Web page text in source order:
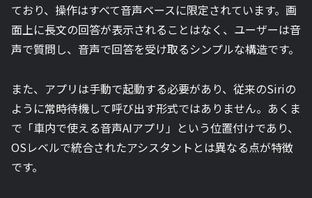
ており、操作はすべて音声ベースに限定されています。画
面上に長文の回答が表示されることはなく、ユーザーは音
声で質問し、音声で回答を受け取るシンプルな構造です。
また、アプリは手動で起動する必要があり、従来のSiriの
ように常時待機して呼び出す形式ではありません。あくま
で「車内で使える音声AIアプリ」という位置付けであり、
OSレベルで統合されたアシスタントとは異なる点が特徴
です。